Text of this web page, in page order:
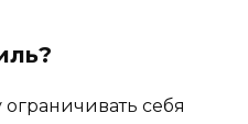
ограничивать себя